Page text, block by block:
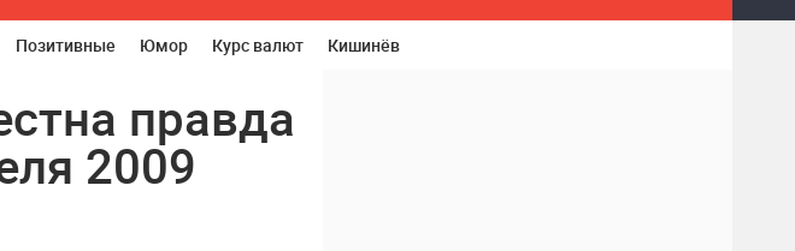
Позитивные Юмор Курс валют Кишинёв
правда
2009